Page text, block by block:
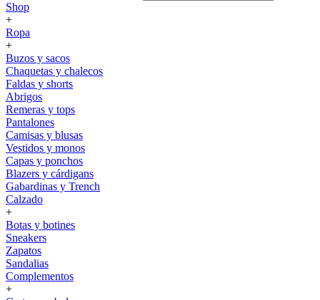
Shop
+
Ropa
+
Buzos y sacos
Chaquetas y chalecos
Faldas y shorts
Abrigos
Remeras y tops
Pantalones
Camisas y blusas
Vestidos y monos
Capas y ponchos
Blazers y cárdigans
Gabardinas y Trench
Calzado
+
Botas y botines
Sneakers
Zapatos
Sandalias
Complementos
+